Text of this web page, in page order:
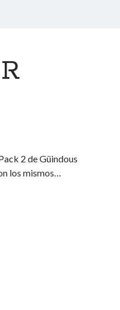
2 de Güindous
los mismos…